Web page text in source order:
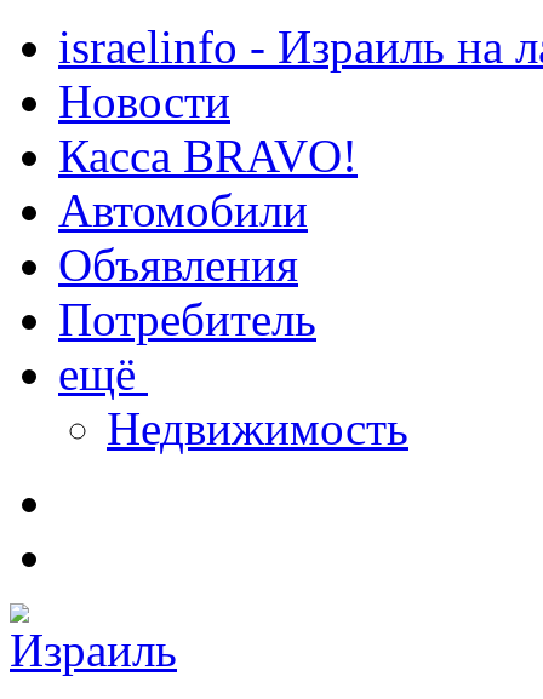
israelinfo - Израиль на
Новости
Касса BRAVO!
Автомобили
Объявления
Потребитель
ещё
Недвижимость